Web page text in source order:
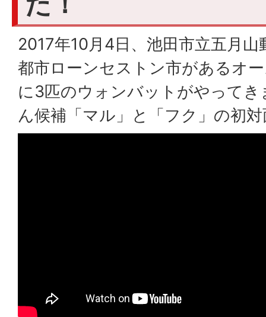
2017年10月4日、池田市立五月
都市ローンセストン市があるオ
に3匹のウォンバットがやって
ん候補「マル」と「フク」の初